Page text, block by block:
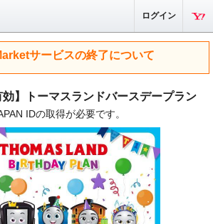
ログイン
サービスの終了について
効】トーマスランドバースデープラン
IDの取得が必要です。